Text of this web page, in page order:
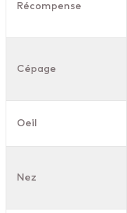
Récompense
Cépage
Oeil
Nez